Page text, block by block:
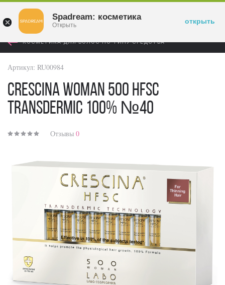
КОСМЕТИКА ДЛЯ ВОЛОС ПО ТИПУ СРЕДСТВА
Артикул: RU00984
Crescina Woman 500 HFSC
Transdermic 100% №40
Отзывы 0
Spadream: косметика
Открыть открыть